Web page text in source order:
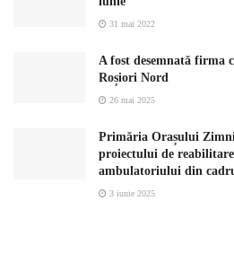
31 mai 2022
A fost desemnată firma
Roșiori Nord
26 mai 2025
Primăria Orașului
proiectului de
ambulatoriului din
3 iunie 2025